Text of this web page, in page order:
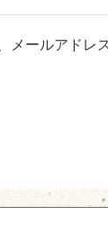
ールアドレ